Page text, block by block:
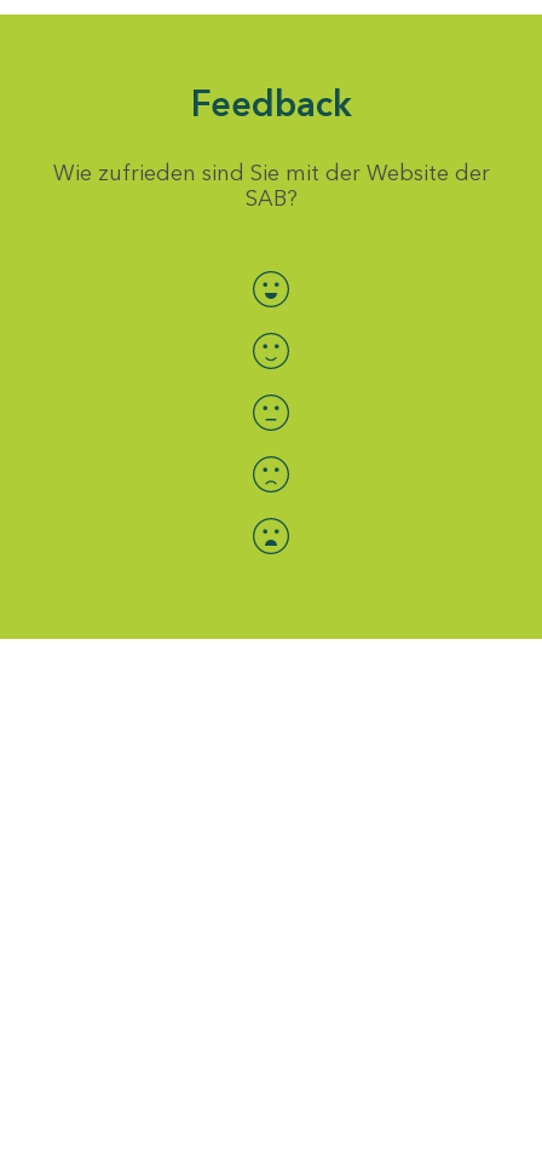
Feedback
Wie zufrieden sind Sie mit der Website der
SAB?
Bewertung auswählen